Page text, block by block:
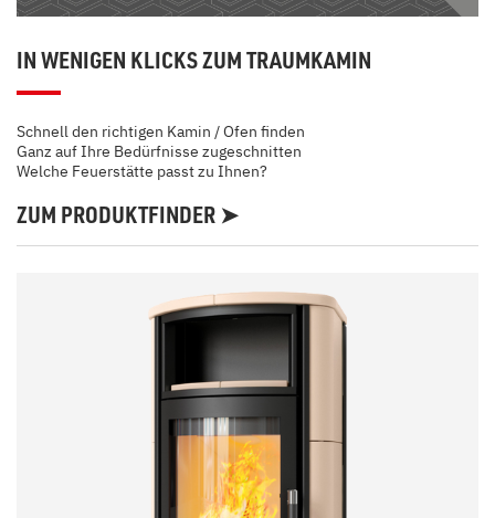
IN WENIGEN KLICKS ZUM TRAUMKAMIN
Schnell den richtigen Kamin / Ofen finden
Ganz auf Ihre Bedürfnisse zugeschnitten
Welche Feuerstätte passt zu Ihnen?
ZUM PRODUKTFINDER ➤